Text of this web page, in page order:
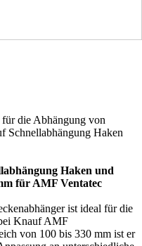
die Abhängung von
Schnellabhängung Haken
Haken und
für AMF Ventatec
ist ideal für die
Knauf AMF
von 100 bis 330 mm ist er